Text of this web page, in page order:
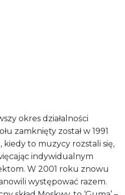
okres działalności
zamknięty został w 1991
kiedy to muzycy rozstali się,
indywidualnym
W 2001 roku znowu
występować razem.